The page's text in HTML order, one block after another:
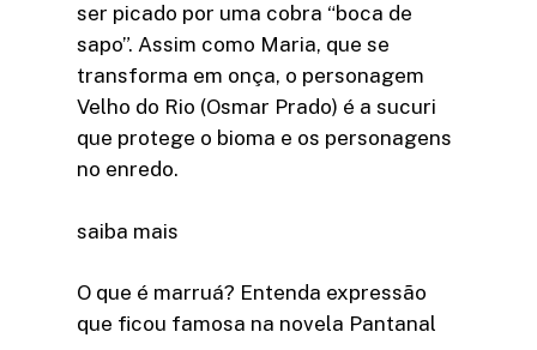
ser picado por uma cobra “boca de
sapo”. Assim como Maria, que se
transforma em onça, o personagem
Velho do Rio (Osmar Prado) é a sucuri
que protege o bioma e os personagens
no enredo.
saiba mais
O que é marruá? Entenda expressão
que ficou famosa na novela Pantanal